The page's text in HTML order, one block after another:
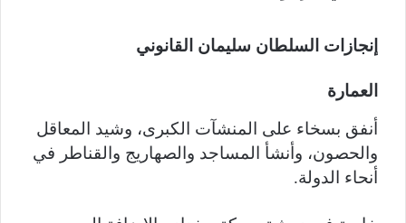
إنجازات السلطان سليمان القانوني
العمارة
أنفق بسخاء على المنشآت الكبرى، وشيد المعاقل
والحصون، وأنشأ المساجد والصهاريج والقناطر في
أنحاء الدولة.